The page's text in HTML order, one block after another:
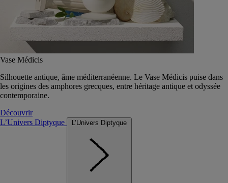
Vase Médicis
Silhouette antique, âme méditerranéenne. Le Vase Médicis puise dans
les origines des amphores grecques, entre héritage antique et odyssée
contemporaine.
Découvrir
L’Univers Diptyque
L’Univers Diptyque